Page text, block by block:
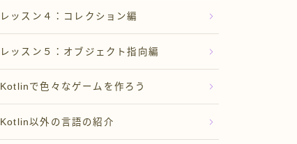
レッスン４：コレクション編
レッスン５：オブジェクト指向編
Kotlinで色々なゲームを作ろう
Kotlin以外の言語の紹介